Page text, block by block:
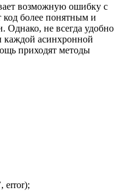
возможную ошибку с
код более понятным и
Однако, не всегда удобно
каждой асинхронной
приходят методы
error);